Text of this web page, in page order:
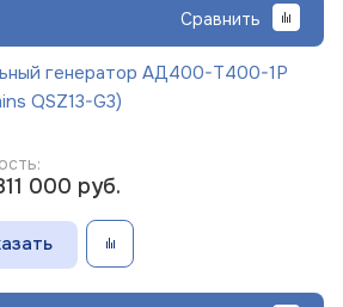
Сравнить
генератор АД400-Т400-1Р
QSZ13-G3)
000 руб.